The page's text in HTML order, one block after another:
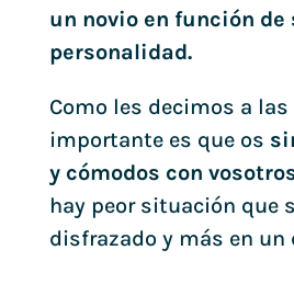
un novio en función de
personalidad.
Como les decimos a
importante es que os
y cómodos con
hay peor situación que
disfrazado y más en un